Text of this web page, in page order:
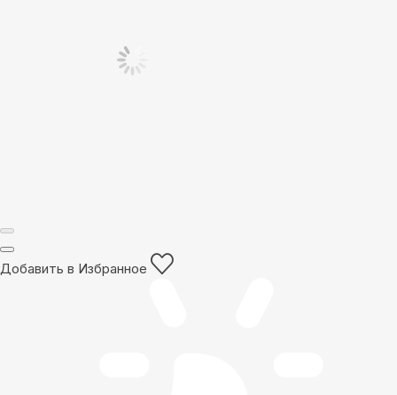
Добавить в Избранное